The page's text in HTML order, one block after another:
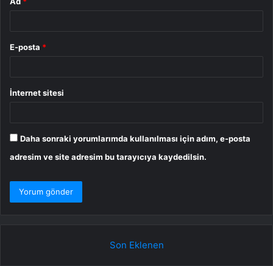
E-posta *
İnternet sitesi
Daha sonraki yorumlarımda kullanılması için adım, e-posta
adresim ve site adresim bu tarayıcıya kaydedilsin.
Son Eklenen